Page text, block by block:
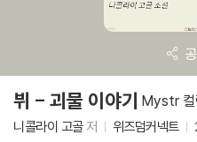
뷔 - 괴물 이야기 Mystr 컬
니콜라이 고골저 위즈덤커넥트